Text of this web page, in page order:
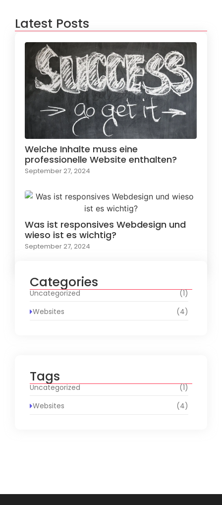
Latest Posts
Welche Inhalte muss eine
professionelle Website enthalten?
September 27, 2024
Was ist responsives Webdesign und
wieso ist es wichtig?
September 27, 2024
Categories
Uncategorized
(1)
Websites
(4)
Tags
Uncategorized
(1)
Websites
(4)